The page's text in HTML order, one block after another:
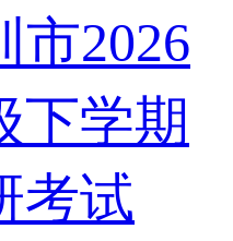
市2026
下学期
考试